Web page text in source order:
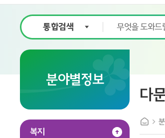
분야별정보
복지
다